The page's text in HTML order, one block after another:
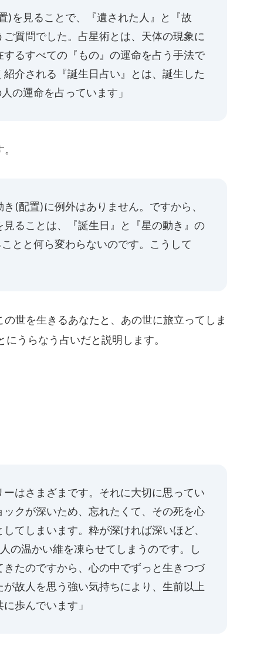
)を見ることで、『遺された人』と『故
質問でした。占星術とは、天体の現象に
るすべての『もの』の運命を占う手法で
介される『誕生日占い』とは、誕生した
の運命を占っています」
(配置)に例外はありません。ですから、
見ることは、『誕生日』と『星の動き』の
とと何ら変わらないのです。こうして
世を生きるあなたと、あの世に旅立ってしま
うらなう占いだと説明します。
ーはさまざまです。それに大切に思ってい
クが深いため、忘れたくて、その死を心
てしまいます。粋が深ければ深いほど、
の温かい維を凍らせてしまうのです。し
たのですから、心の中でずっと生きつづ
故人を思う強い気持ちにより、生前以上
歩んでいます」